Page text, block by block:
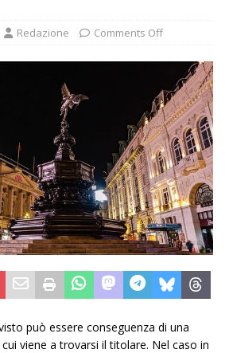
Redazione Comments Off
può essere conseguenza di una
viene a trovarsi il titolare. Nel caso in